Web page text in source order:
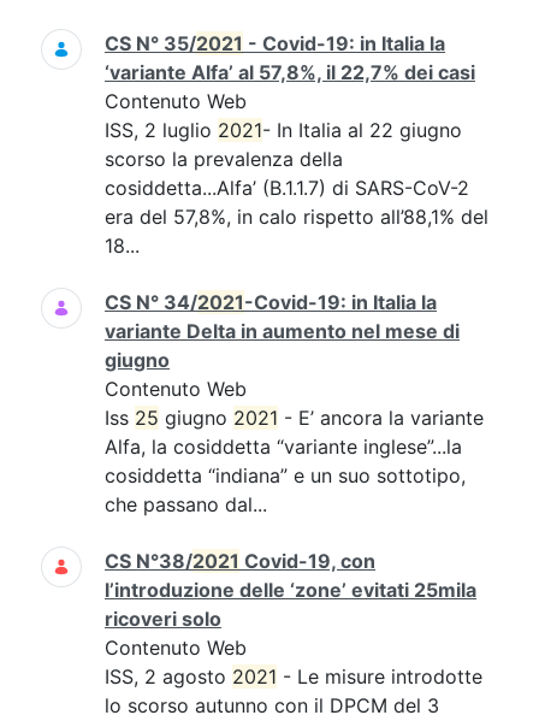
CS N° 35/2021 - Covid-19: in Italia la
‘variante Alfa’ al 57,8%, il 22,7% dei casi
Contenuto Web
ISS, 2 luglio 2021- In Italia al 22 giugno
scorso la prevalenza della
cosiddetta...Alfa’ (B.1.1.7) di SARS-CoV-2
era del 57,8%, in calo rispetto all’88,1% del
18...
CS N° 34/2021-Covid-19: in Italia la
variante Delta in aumento nel mese di
giugno
Contenuto Web
Iss 25 giugno 2021 - E’ ancora la variante
Alfa, la cosiddetta “variante inglese”...la
cosiddetta “indiana” e un suo sottotipo,
che passano dal...
CS N°38/2021 Covid-19, con
l’introduzione delle ‘zone’ evitati 25mila
ricoveri solo
Contenuto Web
ISS, 2 agosto 2021 - Le misure introdotte
lo scorso autunno con il DPCM del 3